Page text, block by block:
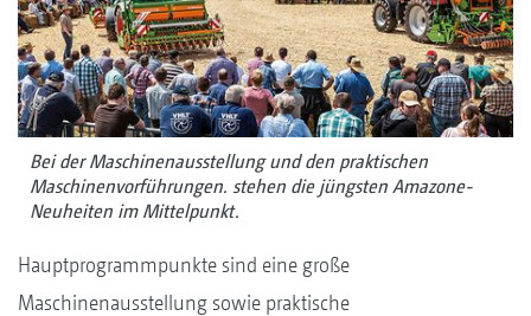
Bei der Maschinenausstellung und den praktischen
Maschinenvorführungen. stehen die jüngsten Amazone-
Neuheiten im Mittelpunkt.
Hauptprogrammpunkte sind eine große
Maschinenausstellung sowie praktische